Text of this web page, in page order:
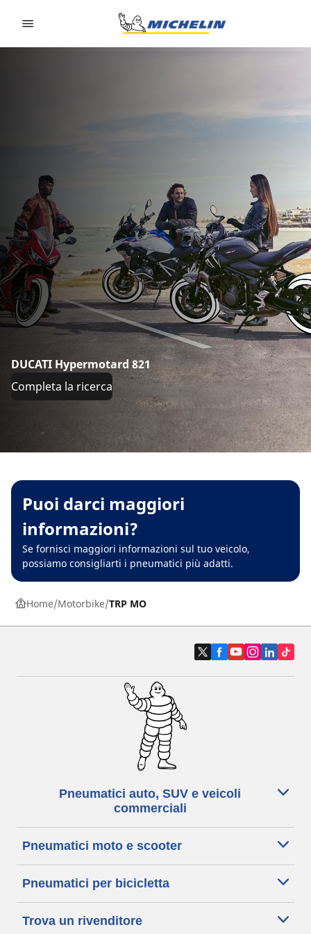
DUCATI Hypermotard 821
Completa la ricerca
Puoi darci maggiori
informazioni?
Se fornisci maggiori informazioni sul tuo veicolo,
possiamo consigliarti i pneumatici più adatti.
Home Motorbike TRP MO
Pneumatici auto, SUV e veicoli
commerciali
Pneumatici moto e scooter
Pneumatici per bicicletta
Trova un rivenditore